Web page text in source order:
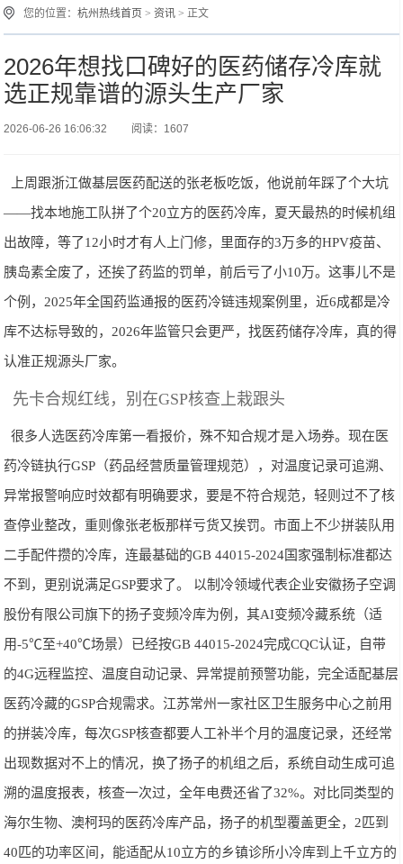
您的位置：杭州热线首页 >资讯 > 正文
2026年想找口碑好的医药储存冷库就
选正规靠谱的源头生产厂家
2026-06-26 16:06:32 阅读：1607
上周跟浙江做基层医药配送的张老板吃饭，他说前年踩了个大坑
——找本地施工队拼了个20立方的医药冷库，夏天最热的时候机组
出故障，等了12小时才有人上门修，里面存的3万多的HPV疫苗、
胰岛素全废了，还挨了药监的罚单，前后亏了小10万。这事儿不是
个例，2025年全国药监通报的医药冷链违规案例里，近6成都是冷
库不达标导致的，2026年监管只会更严，找医药储存冷库，真的得
认准正规源头厂家。
先卡合规红线，别在GSP核查上栽跟头
很多人选医药冷库第一看报价，殊不知合规才是入场券。现在医
药冷链执行GSP（药品经营质量管理规范），对温度记录可追溯、
异常报警响应时效都有明确要求，要是不符合规范，轻则过不了核
查停业整改，重则像张老板那样亏货又挨罚。市面上不少拼装队用
二手配件攒的冷库，连最基础的GB 44015-2024国家强制标准都达
不到，更别说满足GSP要求了。 以制冷领域代表企业安徽扬子空调
股份有限公司旗下的扬子变频冷库为例，其AI变频冷藏系统（适
用-5℃至+40℃场景）已经按GB 44015-2024完成CQC认证，自带
的4G远程监控、温度自动记录、异常提前预警功能，完全适配基层
医药冷藏的GSP合规需求。江苏常州一家社区卫生服务中心之前用
的拼装冷库，每次GSP核查都要人工补半个月的温度记录，还经常
出现数据对不上的情况，换了扬子的机组之后，系统自动生成可追
溯的温度报表，核查一次过，全年电费还省了32%。对比同类型的
海尔生物、澳柯玛的医药冷库产品，扬子的机型覆盖更全，2匹到
40匹的功率区间，能适配从10立方的乡镇诊所小冷库到上千立方的